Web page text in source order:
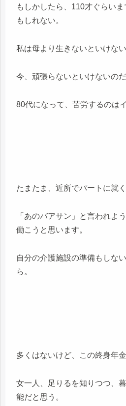
もしかしたら、110才ぐらい
もしれない。
私は母より生きないといけない
今、頑張らないといけないのだ
80代になって、苦労するのは
たまたま、近所でパートに就
「あのバアサン」と言われよ
働こうと思います。
自分の介護施設の準備もしな
ら。
多くはないけど、この終身年
女一人、足りるを知りつつ、
能だと思う。